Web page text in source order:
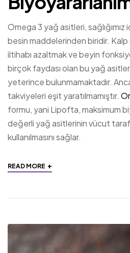
Omega 3 yağ asitleri,
besin maddelerinden biridir. Kalp
iltihabı azaltmak ve beyin
birçok faydası olan bu yağ
yeterince bulunmamaktadır.
takviyeleri eşit yaratılmamıştır.
formu, yani Lipofta, maksimum
değerli yağ asitlerinin vücut
kullanılmasını sağlar.
READ MORE +